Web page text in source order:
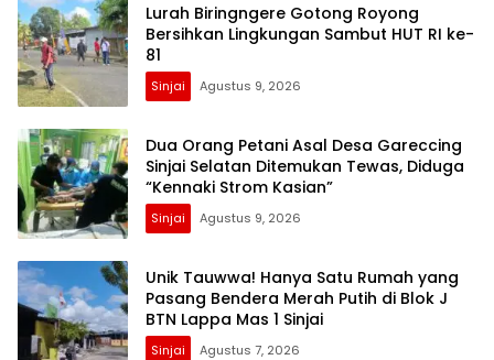
Lurah Biringngere Gotong Royong
Bersihkan Lingkungan Sambut HUT RI ke-
81
Sinjai Agustus 9, 2026
Dua Orang Petani Asal Desa Gareccing
Sinjai Selatan Ditemukan Tewas, Diduga
“Kennaki Strom Kasian”
Sinjai Agustus 9, 2026
Unik Tauwwa! Hanya Satu Rumah yang
Pasang Bendera Merah Putih di Blok J
BTN Lappa Mas 1 Sinjai
Sinjai Agustus 7, 2026